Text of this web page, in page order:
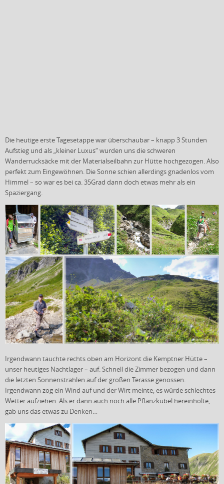
Die heutige erste Tagesetappe war überschaubar – knapp 3 Stunden
Aufstieg und als „kleiner Luxus“ wurden uns die schweren
Wanderrucksäcke mit der Materialseilbahn zur Hütte hochgezogen. Also
perfekt zum Eingewöhnen. Die Sonne schien allerdings gnadenlos vom
Himmel – so war es bei ca. 35Grad dann doch etwas mehr als ein
Spaziergang.
Irgendwann tauchte rechts oben am Horizont die Kemptner Hütte –
unser heutiges Nachtlager – auf. Schnell die Zimmer bezogen und dann
die letzten Sonnenstrahlen auf der großen Terasse genossen.
Irgendwann zog ein Wind auf und der Wirt meinte, es würde schlechtes
Wetter aufziehen. Als er dann auch noch alle Pflanzkübel hereinholte,
gab uns das etwas zu Denken…